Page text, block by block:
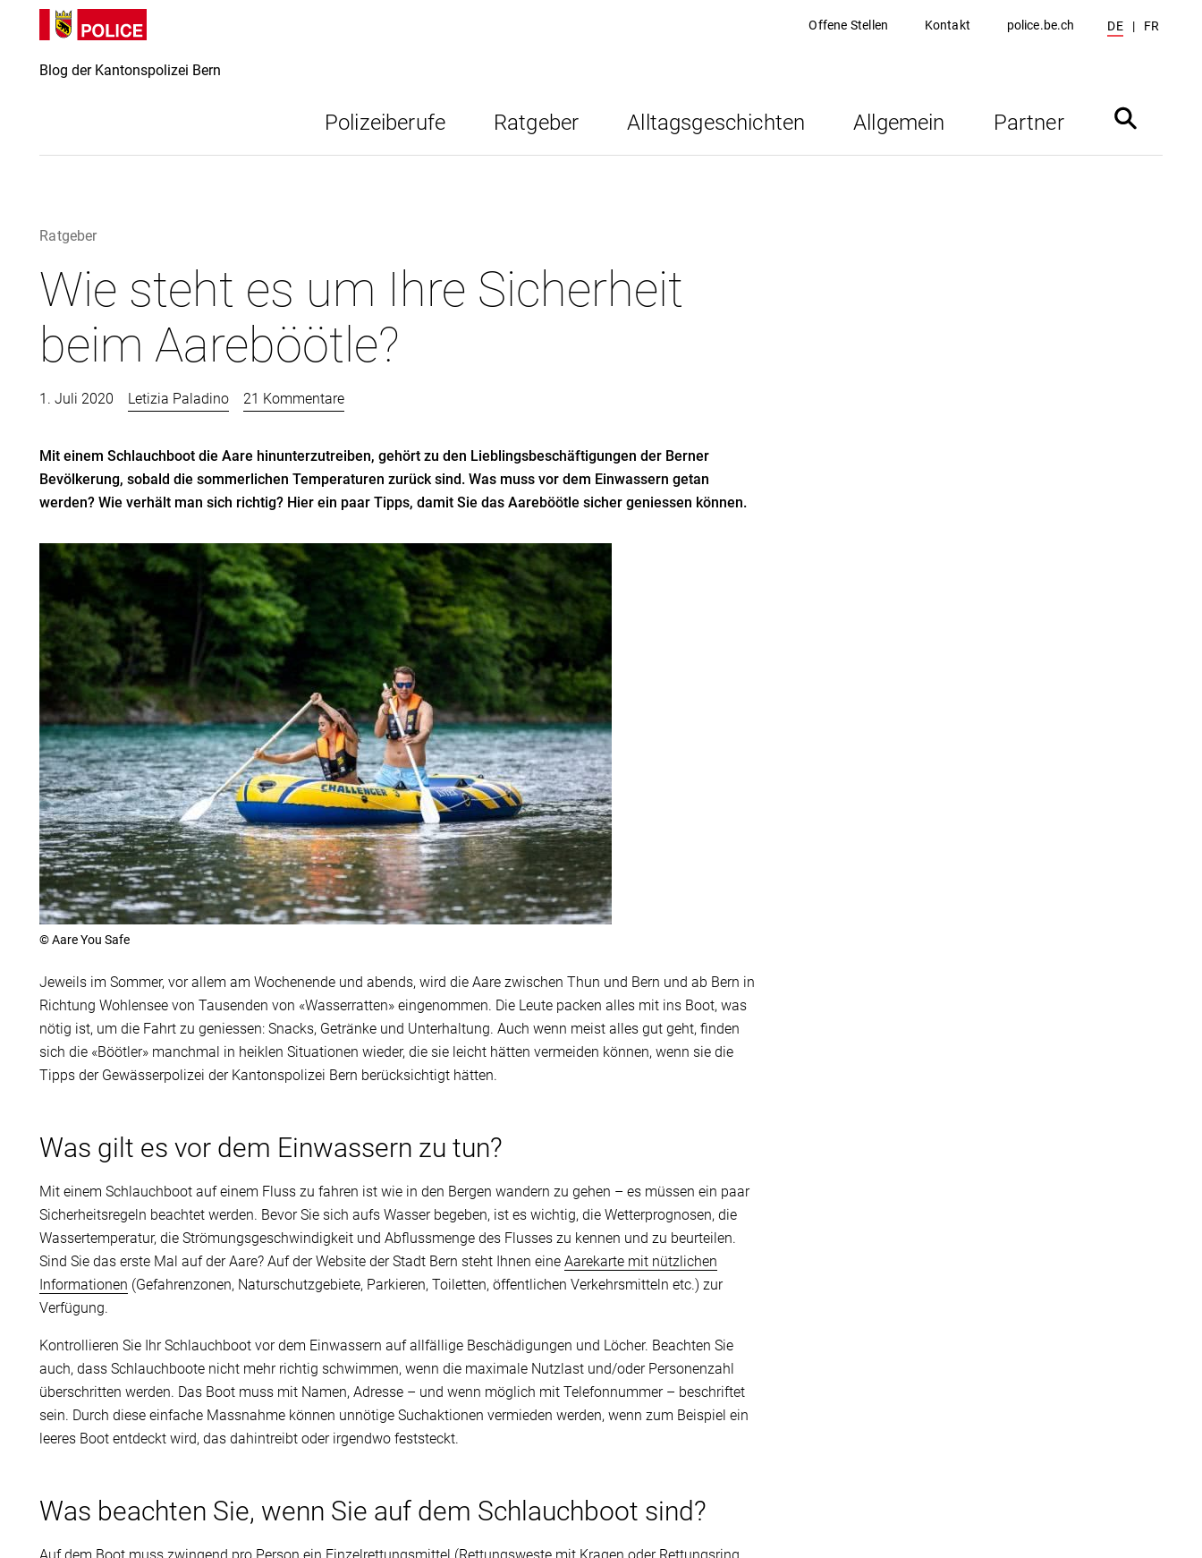
Offene Stellen Kontakt police.be.ch DE FR
Blog der Kantonspolizei Bern
Polizeiberufe Ratgeber Alltagsgeschichten Allgemein Partner
Ratgeber
Wie steht es um Ihre Sicherheit
beim Aareböötle?
1. Juli 2020 Letizia Paladino 21 Kommentare
Mit einem Schlauchboot die Aare hinunterzutreiben, gehört zu den Lieblingsbeschäftigungen der Berner
Bevölkerung, sobald die sommerlichen Temperaturen zurück sind. Was muss vor dem Einwassern getan
werden? Wie verhält man sich richtig? Hier ein paar Tipps, damit Sie das Aareböötle sicher geniessen können.
© Aare You Safe
Jeweils im Sommer, vor allem am Wochenende und abends, wird die Aare zwischen Thun und Bern und ab Bern in
Richtung Wohlensee von Tausenden von «Wasserratten» eingenommen. Die Leute packen alles mit ins Boot, was
nötig ist, um die Fahrt zu geniessen: Snacks, Getränke und Unterhaltung. Auch wenn meist alles gut geht, finden
sich die «Böötler» manchmal in heiklen Situationen wieder, die sie leicht hätten vermeiden können, wenn sie die
Tipps der Gewässerpolizei der Kantonspolizei Bern berücksichtigt hätten.
Was gilt es vor dem Einwassern zu tun?
Mit einem Schlauchboot auf einem Fluss zu fahren ist wie in den Bergen wandern zu gehen – es müssen ein paar
Sicherheitsregeln beachtet werden. Bevor Sie sich aufs Wasser begeben, ist es wichtig, die Wetterprognosen, die
Wassertemperatur, die Strömungsgeschwindigkeit und Abflussmenge des Flusses zu kennen und zu beurteilen.
Sind Sie das erste Mal auf der Aare? Auf der Website der Stadt Bern steht Ihnen eineAarekarte mit nützlichen
Informationen (Gefahrenzonen, Naturschutzgebiete, Parkieren, Toiletten, öffentlichen Verkehrsmitteln etc.) zur
Verfügung.
Kontrollieren Sie Ihr Schlauchboot vor dem Einwassern auf allfällige Beschädigungen und Löcher. Beachten Sie
auch, dass Schlauchboote nicht mehr richtig schwimmen, wenn die maximale Nutzlast und/oder Personenzahl
überschritten werden. Das Boot muss mit Namen, Adresse – und wenn möglich mit Telefonnummer – beschriftet
sein. Durch diese einfache Massnahme können unnötige Suchaktionen vermieden werden, wenn zum Beispiel ein
leeres Boot entdeckt wird, das dahintreibt oder irgendwo feststeckt.
Was beachten Sie, wenn Sie auf dem Schlauchboot sind?